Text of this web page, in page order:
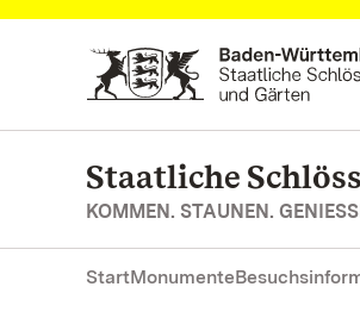
Zum Hauptinhalt springen
Staatliche
KOMMEN. STAUNEN.
StartMonumente